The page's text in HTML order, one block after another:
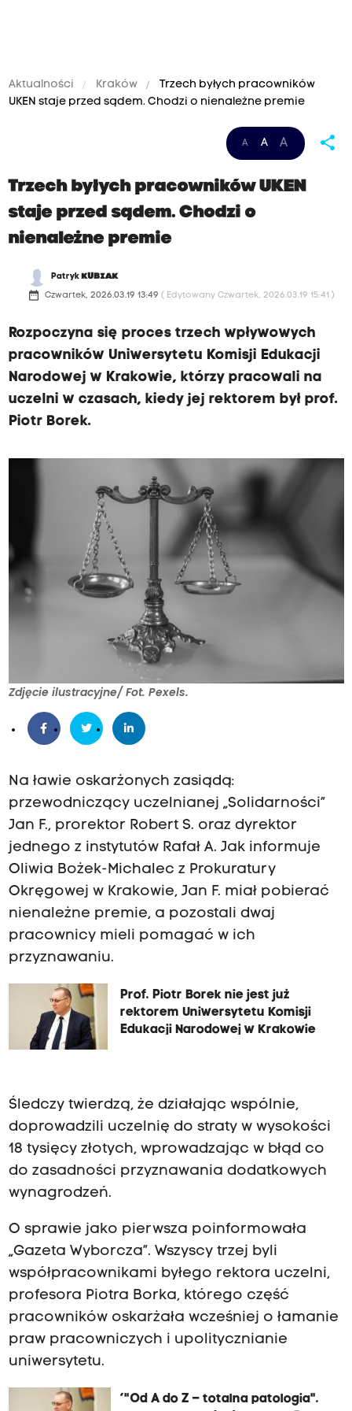
Aktualności Kraków
Trzech byłych pracowników
UKEN staje przed sądem. Chodzi o nienależne premie
A A A share
Trzech byłych pracowników UKEN
staje przed sądem. Chodzi o
nienależne premie
Patryk KUBIAK
date_range Czwartek, 2026.03.19 13:49 ( Edytowany Czwartek, 2026.03.19 15:41 )
Rozpoczyna się proces trzech wpływowych
pracowników Uniwersytetu Komisji Edukacji
Narodowej w Krakowie, którzy pracowali na
uczelni w czasach, kiedy jej rektorem był prof.
Piotr Borek.
Zdjęcie ilustracyjne/ Fot. Pexels.
Na ławie oskarżonych zasiądą:
przewodniczący uczelnianej „Solidarności”
Jan F., prorektor Robert S. oraz dyrektor
jednego z instytutów Rafał A. Jak informuje
Oliwia Bożek-Michalec z Prokuratury
Okręgowej w Krakowie, Jan F. miał pobierać
nienależne premie, a pozostali dwaj
pracownicy mieli pomagać w ich
przyznawaniu.
Prof. Piotr Borek nie jest już
rektorem Uniwersytetu Komisji
Edukacji Narodowej w Krakowie
Śledczy twierdzą, że działając wspólnie,
doprowadzili uczelnię do straty w wysokości
18 tysięcy złotych, wprowadzając w błąd co
do zasadności przyznawania dodatkowych
wynagrodzeń.
O sprawie jako pierwsza poinformowała
„Gazeta Wyborcza”. Wszyscy trzej byli
współpracownikami byłego rektora uczelni,
profesora Piotra Borka, którego część
pracowników oskarżała wcześniej o łamanie
praw pracowniczych i upolitycznianie
uniwersytetu.
‘"Od A do Z – totalna patologia".